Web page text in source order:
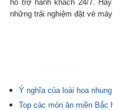
hỗ trợ hành khách 24/7.
những trải nghiệm đặt vé
Ý nghĩa của loài hoa
Top các món ăn miền Bắc